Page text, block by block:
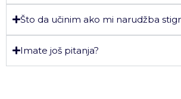
Što da učinim ako mi narudžba
Imate još pitanja?